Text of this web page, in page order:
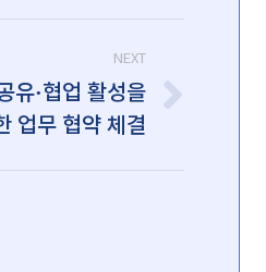
NEXT
유·협업 활성을
업무 협약 체결